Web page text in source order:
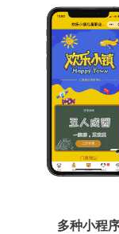
多种小程